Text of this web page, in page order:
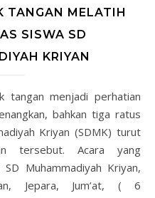
TANGAN MELATIH
SISWA SD
KRIYAN
tangan menjadi perhatian
bahkan tiga ratus
Kriyan (SDMK) turut
tersebut. Acara yang
Muhammadiyah Kriyan,
Jepara, Jum’at, ( 6